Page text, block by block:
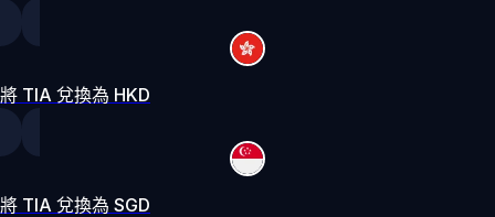
將 TIA 兌換為 HKD
將 TIA 兌換為 SGD